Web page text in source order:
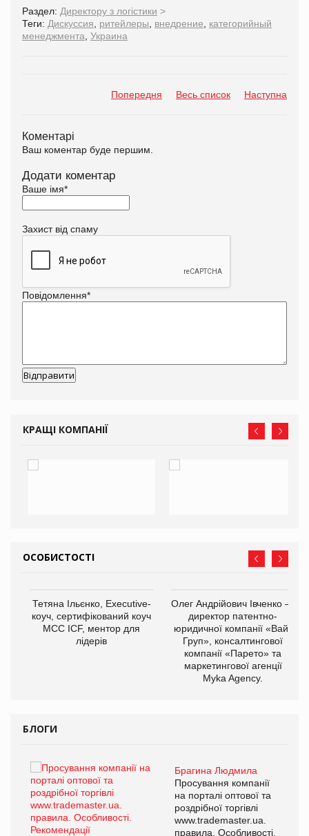
Раздел: Директору з логістики >
Теги: Дискуссия, ритейлеры, внедрение, категорийный
менеджмента, Украина
Попередня Весь список Наступна
Коментарі
Ваш коментар буде першим.
Додати коментар
Ваше імя*
Захист від спаму
Повідомлення*
КРАЩІ КОМПАНІЇ
ОСОБИСТОСТІ
Тетяна Ільєнко, Executive-
коуч, сертифікований коуч
МСС ICF, ментор для
лідерів
Олег Андрійович Івченко —
директор патентно-
юридичної компанії «Вайз
Груп», консалтингової
компанії «Парето» та
маркетингової агенції
Myka Agency.
БЛОГИ
Брагина Людмила
Просування компанії
на порталі оптової та
роздрібної торгівлі
www.trademaster.ua.
правила. Особливості.